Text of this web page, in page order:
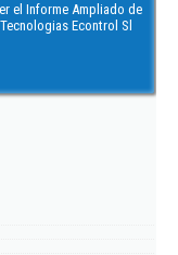
el Informe Ampliado de
Tecnologias Econtrol Sl